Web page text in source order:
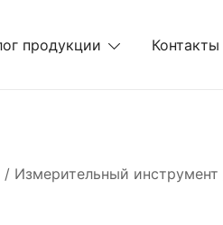
продукции Контакты
/ Измерительный инструмент